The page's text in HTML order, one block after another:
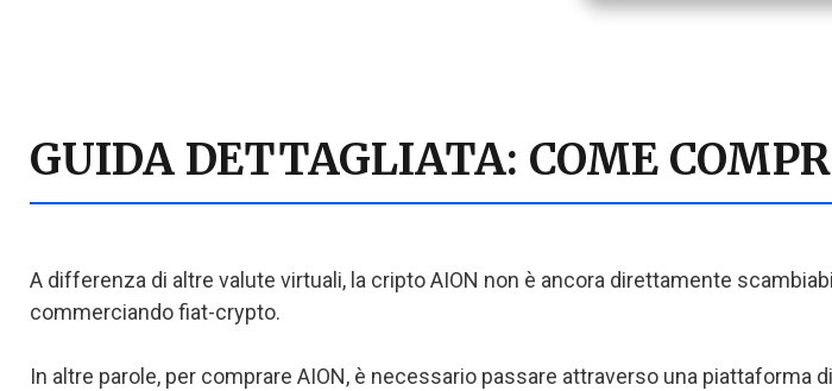
GUIDA DETTAGLIATA: COME
A differenza di altre valute virtuali, la cripto AION non è ancora direttamente
commerciando fiat-crypto.
In altre parole, per comprare AION, è necessario passare attraverso una piattaforma